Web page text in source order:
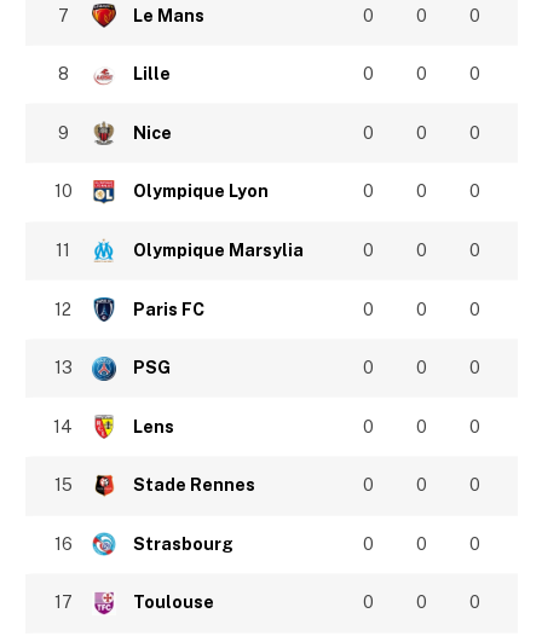
7 Le Mans 0 0 0
8 Lille 0 0 0
9 Nice 0 0 0
10 Olympique Lyon 0 0 0
11 Olympique Marsylia 0 0 0
12 Paris FC 0 0 0
13 PSG 0 0 0
14 Lens 0 0 0
15 Stade Rennes 0 0 0
16 Strasbourg 0 0 0
17 Toulouse 0 0 0